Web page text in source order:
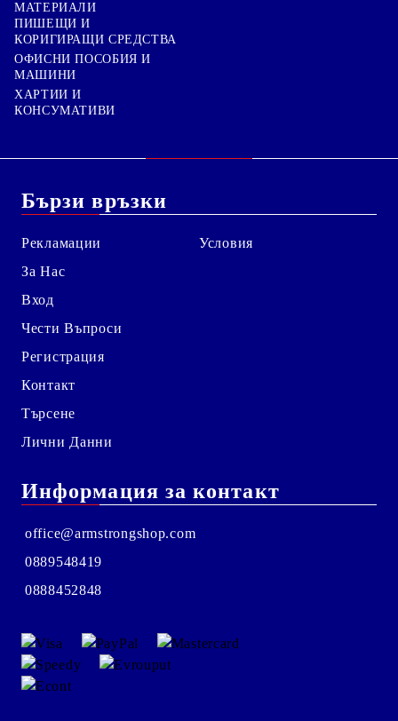
МАТЕРИАЛИ
ПИШЕЩИ И
КОРИГИРАЩИ СРЕДСТВА
ОФИСНИ ПОСОБИЯ И
МАШИНИ
ХАРТИИ И
КОНСУМАТИВИ
Бързи връзки
Рекламации
За Нас
Вход
Чести Въпроси
Регистрация
Контакт
Търсене
Лични Данни
Условия
Информация за контакт
office@armstrongshop.com
0889548419
0888452848